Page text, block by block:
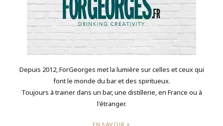
Depuis 2012, ForGeorges met la lumière sur celles et ceux qui
font le monde du bar et des spiritueux.
Toujours à trainer dans un bar, une distillerie, en France ou à
l'étranger.
EN SAVOIR +